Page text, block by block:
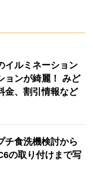
イルミネーション
ョンが綺麗！ みど
金、割引情報など
チ食洗機検討から
の取り付けまで写